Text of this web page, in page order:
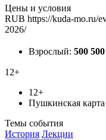
Цены и условия
RUB https://kuda-mo.ru/
2026/
Взрослый: 500 500
12+
12+
Пушкинская карта
Темы события
История Лекции